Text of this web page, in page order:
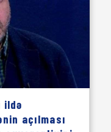
ildə
açılması